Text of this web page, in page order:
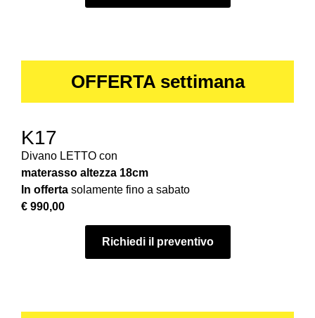
OFFERTA settimana
K17
Divano LETTO con
materasso altezza 18cm
In offerta solamente fino a sabato
€ 990,00
Richiedi il preventivo